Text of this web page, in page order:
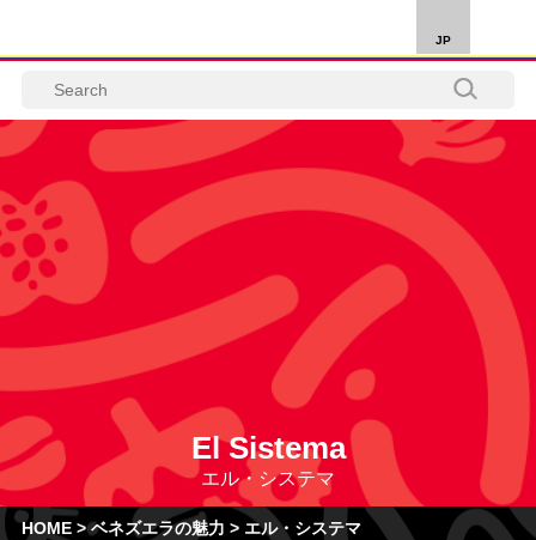
El Sistema
エル・システマ
JP
HOME>ベネズエラの魅力 > エル・システマ